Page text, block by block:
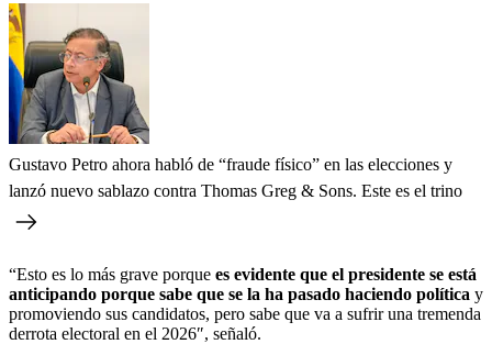
Gustavo Petro ahora habló de “fraude físico” en las elecciones y
lanzó nuevo sablazo contra Thomas Greg & Sons. Este es el trino
“Esto es lo más grave porque es evidente que el presidente se está
anticipando porque sabe que se la ha pasado haciendo política y
promoviendo sus candidatos, pero sabe que va a sufrir una tremenda
derrota electoral en el 2026″, señaló.